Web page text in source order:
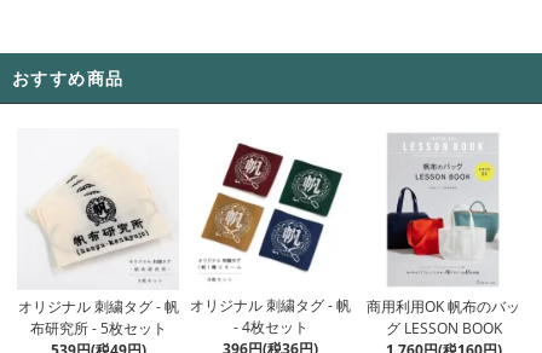
おすすめ商品
オリジナル 刺繍タグ - 帆
布研究所 - 5枚セット
オリジナル 刺繍タグ - 帆
- 4枚セット
商用利用OK 帆布のバッ
グ LESSON BOOK